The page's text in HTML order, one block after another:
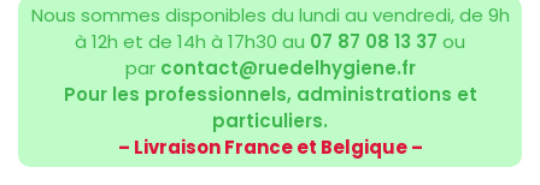
Nous sommes disponibles du lundi au vendredi, de 9h
à 12h et de 14h à 17h30 au 07 87 08 13 37 ou
par contact@ruedelhygiene.fr
Pour les professionnels, administrations et
particuliers.
– Livraison France et Belgique –